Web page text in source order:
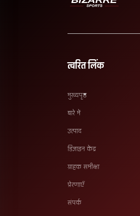
त्वरित लिंक
मुख्यपृष्ठ
बारे में
उत्पाद
डिज़ाइन केंद्र
ग्राहक समीक्षा
प्रेरणाएँ
संपर्क